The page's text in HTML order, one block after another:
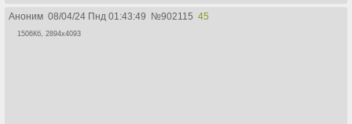
Аноним 08/04/24 Пнд 01:43:49 №902115 45
1506Кб, 2894x4093